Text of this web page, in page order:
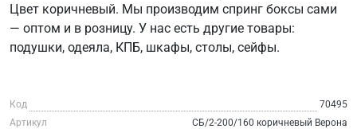
Цвет коричневый. Мы производим спринг боксы сами
— оптом и в розницу. У нас есть другие товары:
подушки, одеяла, КПБ, шкафы, столы, сейфы.
Код
70495
Артикул
СБ/2-200/160 коричневый Верона